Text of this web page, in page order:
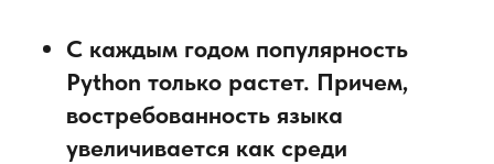
С каждым годом популярность
Python только растет. Причем,
востребованность языка
увеличивается как среди